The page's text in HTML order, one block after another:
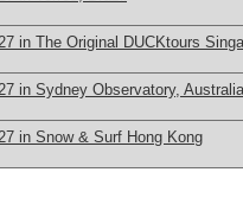
in The Original DUCKtours
in Sydney Observatory, Australia
in Snow & Surf Hong Kong